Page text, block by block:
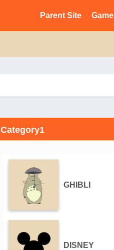
Parent Site Game
Category1
GHIBLI
DISNEY